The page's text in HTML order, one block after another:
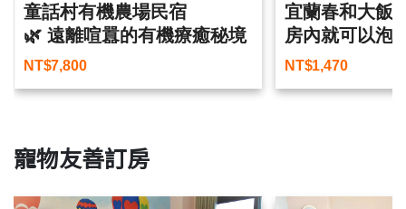
童話村有機農場民宿
🌿 遠離喧囂的有機療癒秘境
NT$7,800
宜蘭春和大飯
房內就可以泡
車站
NT$1,470
寵物友善訂房